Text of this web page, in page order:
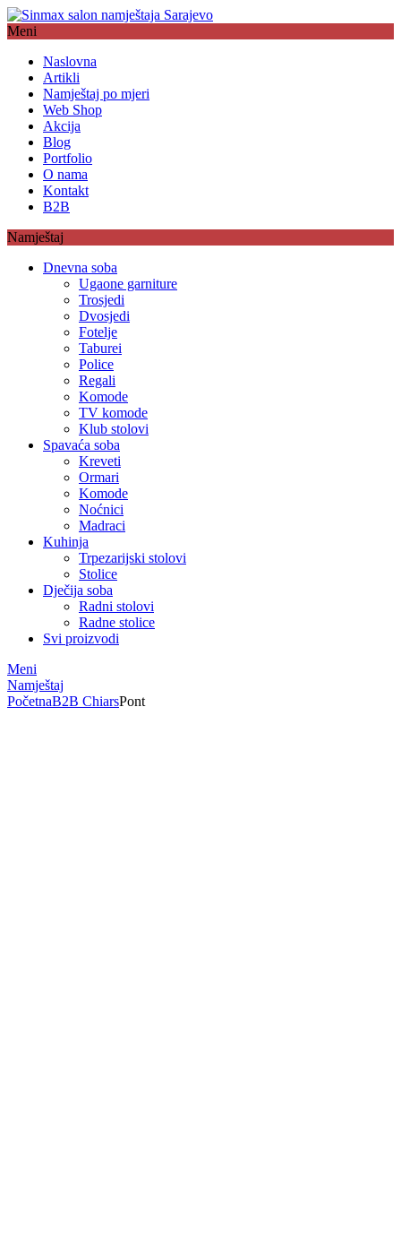
Meni
Naslovna
Artikli
Namještaj po mjeri
Web Shop
Akcija
Blog
Portfolio
O nama
Kontakt
B2B
Namještaj
Dnevna soba
Ugaone garniture
Trosjedi
Dvosjedi
Fotelje
Taburei
Police
Regali
Komode
TV komode
Klub stolovi
Spavaća soba
Kreveti
Ormari
Komode
Noćnici
Madraci
Kuhinja
Trpezarijski stolovi
Stolice
Dječija soba
Radni stolovi
Radne stolice
Svi proizvodi
Meni
Namještaj
PočetnaB2B ChiarsPont